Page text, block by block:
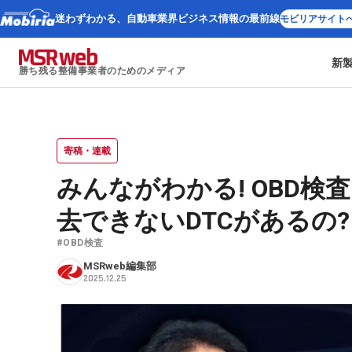
迷わずわかる、 自動車業界ビジネス情報の最前線モビリアサイト
勝ち残る整備事業者のためのメディア
新
寄稿・連載
みんながわかる! OBD
去できないDTCがあるの?
#OBD検査
MSRweb編集部
2025.12.25